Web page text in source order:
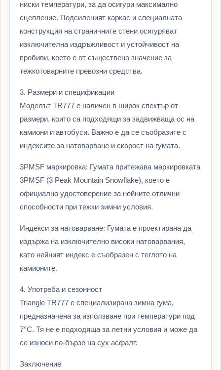
ниски температури, за да осигури максимално
сцепление. Подсиленият каркас и специалната
конструкция на страничните стени осигуряват
изключителна издръжливост и устойчивост на
пробиви, което е от съществено значение за
тежкотоварните превозни средства.
3. Размери и спецификации
Моделът TR777 е наличен в широк спектър от
размери, които са подходящи за задвижваща ос на
камиони и автобуси. Важно е да се съобразите с
индексите за натоварване и скорост на гумата.
3PMSF маркировка: Гумата притежава маркировката
3PMSF (3 Peak Mountain Snowflake), което е
официално удостоверение за нейните отлични
способности при тежки зимни условия.
Индекси за натоварване: Гумата е проектирана да
издържа на изключително високи натоварвания,
като нейният индекс е съобразен с теглото на
камионите.
4. Употреба и сезонност
Triangle TR777 е специализирана зимна гума,
предназначена за използване при температури под
7°C. Тя не е подходяща за летни условия и може да
се износи по-бързо на сух асфалт.
Заключение